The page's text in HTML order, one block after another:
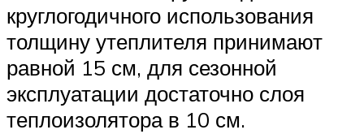
круглогодичного использования
толщину утеплителя принимают
равной 15 см, для сезонной
эксплуатации достаточно слоя
теплоизолятора в 10 см.